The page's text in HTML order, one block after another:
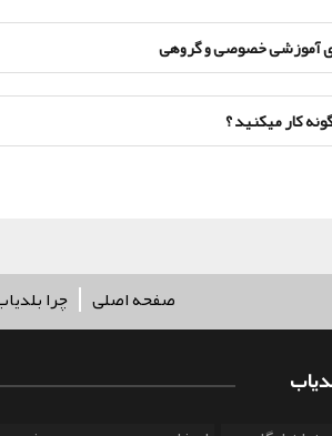
آموزشی خصوصی و گروهی
کار میکنید ؟
صفحه اصلی چرا